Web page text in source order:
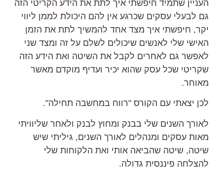
העניין שתמיד חיפשתי איך לתת את הידע הקריטי הזה
גם לבעלי עסקים שכרגע אין להם היכולת לממן ליווי
יקר, חיפשתי איך מצד אחד להמשיך לתת את הזמן
האישי שלי לאנשים שיכולים לשלם על זה ומצד שני
לאפשר גם לאחרים לקבל את השיטה ואת הידע הזה
שקריטי שכל עסק שהוא יכיר ועדיף מוקדם מאשר
מאוחר.
לכן יצאתי עם הקורס "רווח במחשבה תחילה".
לאורך השנים שלי בבנק ומחוץ לבנק ולאחר שליוויתי
מאות עסקים ומנהלים לאורך השנים, גיליתי שיש
שיטה, שיטה שהביאה אותי ואת הלקוחות שלי
להצלחה פיננסית גדולה.